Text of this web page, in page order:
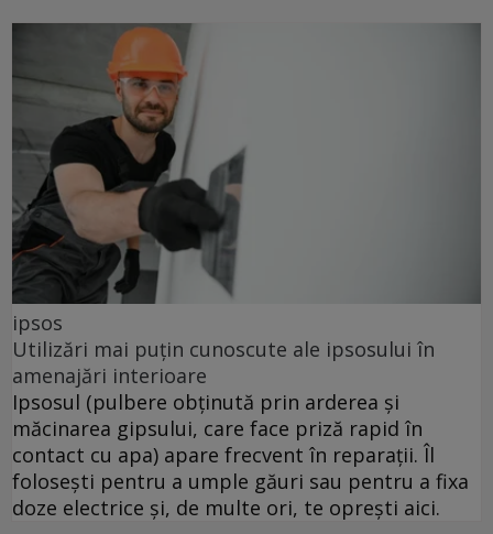
ipsos
Utilizări mai puțin cunoscute ale ipsosului în
amenajări interioare
Ipsosul (pulbere obținută prin arderea și
măcinarea gipsului, care face priză rapid în
contact cu apa) apare frecvent în reparații. Îl
folosești pentru a umple găuri sau pentru a fixa
doze electrice și, de multe ori, te oprești aici.